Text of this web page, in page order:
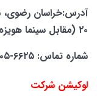
۲۰ (مقابل سینما هویزه)، پلاک ۲۹۶، طبقه منهای یک
شماره تماس: ۶۶۲۵-۲۰۵-۰۹۴۲
لوکیشن شرکت